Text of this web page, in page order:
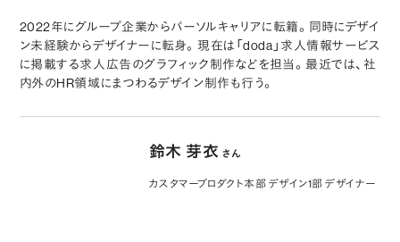
2022年にグループ企業からパーソルキャリアに転籍。同時にデザイ
ン未経験からデザイナーに転身。現在は「doda」求人情報サービス
に掲載する求人広告のグラフィック制作などを担当。最近では、社
内外のHR領域にまつわるデザイン制作も行う。
鈴木 芽衣 さん
カスタマープロダクト本部 デザイン1部 デザイナー